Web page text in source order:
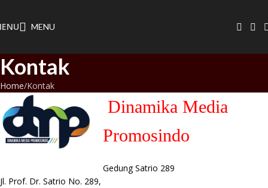
MENU
Kontak
Home Kontak
Dinamika Media
Promosindo
Gedung Satrio 289
Jl. Prof. Dr. Satrio No. 289,